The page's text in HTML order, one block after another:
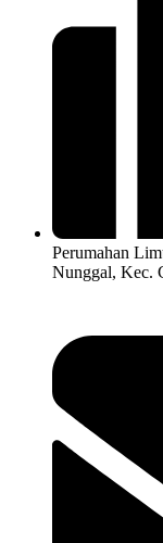
Perumahan
Nunggal, Kec.